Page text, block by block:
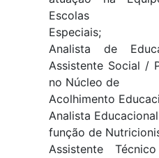
Escolas
Especiais;
Analista de
Assistente Social /
no Núcleo de
Acolhimento
Analista
função de
Assistente